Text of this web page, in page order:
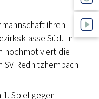
ihren
Süd. In
hochmotiviert die
Rednitzhembach
Spiel gegen